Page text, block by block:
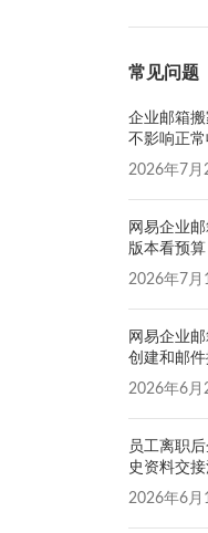
常见问题
企业邮箱
不影响正
2026年7月
网易企业
版本看预算
2026年7月
网易企业
创建和邮
2026年6月
员工离职
史资料交
2026年6月